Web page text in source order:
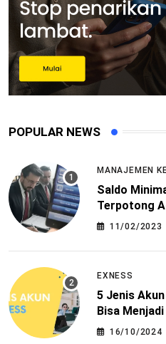
POPULAR NEWS
MANAJEMEN
Saldo
Terpotong
11/02/2023
EXNESS
5 Jenis
Bisa
16/10/2024